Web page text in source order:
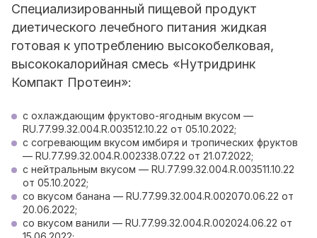
Специализированный пищевой продукт
диетического лечебного питания жидкая
готовая к употреблению высокобелковая,
высококалорийная смесь «Нутридринк
Компакт Протеин»:
с охлаждающим фруктово-ягодным вкусом —
RU.77.99.32.004.R.003512.10.22 от 05.10.2022;
с согревающим вкусом имбиря и тропических фруктов
— RU.77.99.32.004.R.002338.07.22 от 21.07.2022;
с нейтральным вкусом — RU.77.99.32.004.R.003511.10.22
от 05.10.2022;
со вкусом банана — RU.77.99.32.004.R.002070.06.22 от
20.06.2022;
со вкусом ванили — RU.77.99.32.004.R.002024.06.22 от